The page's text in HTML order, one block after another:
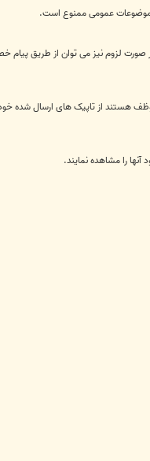
موضوعات عمومی ممنوع است.
صورت لزوم نیز می توان از طریق
از تاپیک های ارسال شده
را مشاهده نمايند.